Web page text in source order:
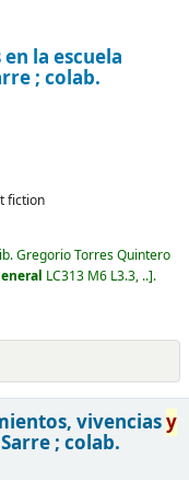
la escuela
; colab.
fiction
Gregorio Torres Quintero
LC313 M6 L3.3, .. .
vivenciasy
; colab.